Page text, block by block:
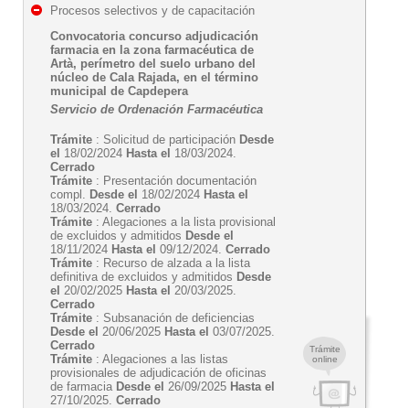
Trámite
online
Procesos selectivos y de capacitación
Convocatoria concurso adjudicación
farmacia en la zona farmacéutica de
Artà, perímetro del suelo urbano del
núcleo de Cala Rajada, en el término
municipal de Capdepera
Servicio de Ordenación Farmacéutica
Trámite : Solicitud de participación Desde
el 18/02/2024 Hasta el 18/03/2024.
Cerrado
Trámite : Presentación documentación
compl. Desde el 18/02/2024 Hasta el
18/03/2024. Cerrado
Trámite : Alegaciones a la lista provisional
de excluidos y admitidos Desde el
18/11/2024 Hasta el 09/12/2024. Cerrado
Trámite : Recurso de alzada a la lista
definitiva de excluidos y admitidos Desde
el 20/02/2025 Hasta el 20/03/2025.
Cerrado
Trámite : Subsanación de deficiencias
Desde el 20/06/2025 Hasta el 03/07/2025.
Cerrado
Trámite : Alegaciones a las listas
provisionales de adjudicación de oficinas
de farmacia Desde el 26/09/2025 Hasta el
27/10/2025. Cerrado